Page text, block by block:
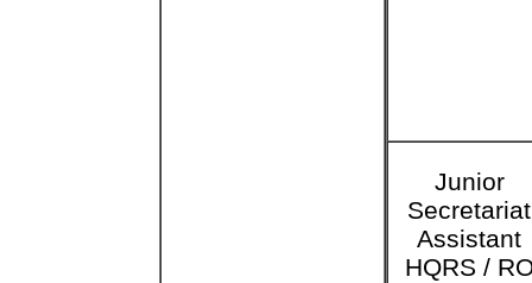
Junior
Secretariat
Assistant
HQRS /